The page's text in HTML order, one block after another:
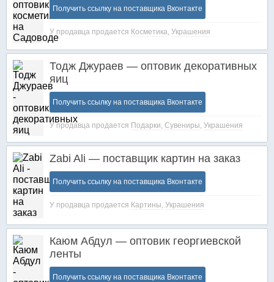
Получить ссылку на поставщика Вконтакте
У продавца продается Косметика, Украшения
Тодж Джураев — оптовик декоративных
яиц
Получить ссылку на поставщика Вконтакте
У продавца продается Подарки, Сувениры, Украшения
Zabi Ali — поставщик картин на заказ
Получить ссылку на поставщика Вконтакте
У продавца продается Картины, Украшения
Каюм Абдул — оптовик георгиевской
ленты
Получить ссылку на поставщика Вконтакте